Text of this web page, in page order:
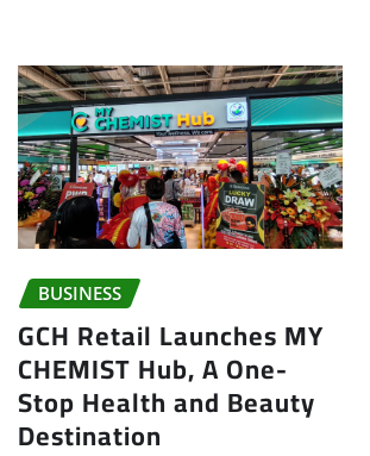
BUSINESS
GCH Retail Launches MY
CHEMIST Hub, A One-
Stop Health and Beauty
Destination